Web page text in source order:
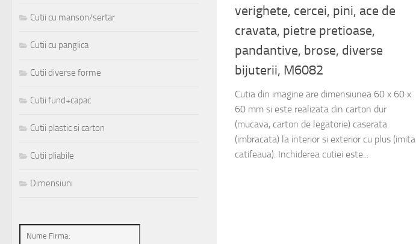
verighete, cercei, pini, ace de
cravata, pietre pretioase,
pandantive, brose, diverse
bijuterii, M6082
Cutia din imagine are dimensiunea 60 x 60 x
60 mm si este realizata din carton dur
(mucava, carton de legatorie) caserata
(imbracata) la interior si exterior cu plus (imita
catifeaua). Inchiderea cutiei este...
Cutii cu manson/sertar
Cutii cu panglica
Cutii diverse forme
Cutii fund+capac
Cutii plastic si carton
Cutii pliabile
Dimensiuni